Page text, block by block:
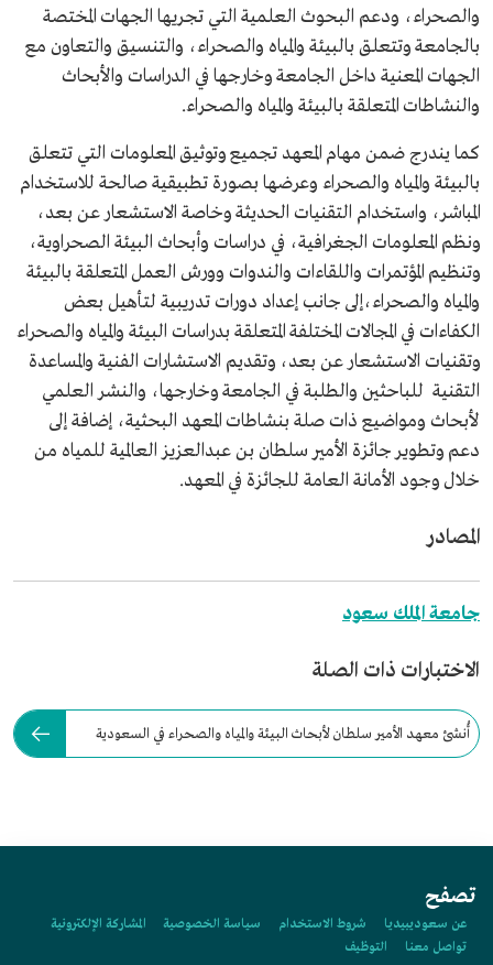
والصحراء، ودعم البحوث العلمية التي تجريها الجهات المختصة
بالجامعة وتتعلق بالبيئة والمياه والصحراء، والتنسيق والتعاون مع
الجهات المعنية داخل الجامعة وخارجها في الدراسات والأبحاث
والنشاطات المتعلقة بالبيئة والمياه والصحراء.
كما يندرج ضمن مهام المعهد تجميع وتوثيق المعلومات التي تتعلق
بالبيئة والمياه والصحراء وعرضها بصورة تطبيقية صالحة للاستخدام
المباشر، واستخدام التقنيات الحديثة وخاصة الاستشعار عن بعد،
ونظم المعلومات الجغرافية، في دراسات وأبحاث البيئة الصحراوية،
وتنظيم المؤتمرات واللقاءات والندوات وورش العمل المتعلقة بالبيئة
والمياه والصحراء،إلى جانب إعداد دورات تدريبية لتأهيل بعض
الكفاءات في المجالات المختلفة المتعلقة بدراسات البيئة والمياه والصحراء
وتقنيات الاستشعار عن بعد، وتقديم الاستشارات الفنية والمساعدة
التقنية للباحثين والطلبة في الجامعة وخارجها، والنشر العلمي
لأبحاث ومواضيع ذات صلة بنشاطات المعهد البحثية، إضافة إلى
دعم وتطوير جائزة الأمير سلطان بن عبدالعزيز العالمية للمياه من
خلال وجود الأمانة العامة للجائزة في المعهد.
المصادر
جامعة الملك سعود
الاختبارات ذات الصلة
أُنشئ معهد الأمير سلطان لأبحاث البيئة والمياه والصحراء في السعودية
تصفح
عن سعوديبيديا شروط الاستخدام سياسة الخصوصية
المشاركة الإلكترونية
تواصل معنا
التوظيف